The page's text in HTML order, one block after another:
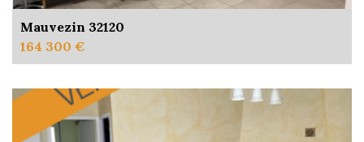
Mauvezin 32120
164 300 €